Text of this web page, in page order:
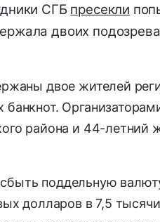
СГБ пресекли
двоих
двое жителей
района и 44-
поддельную
долларов в 7,5